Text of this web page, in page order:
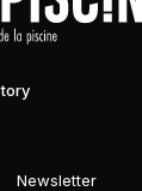
Newsletter